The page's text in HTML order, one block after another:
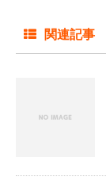
関連記事